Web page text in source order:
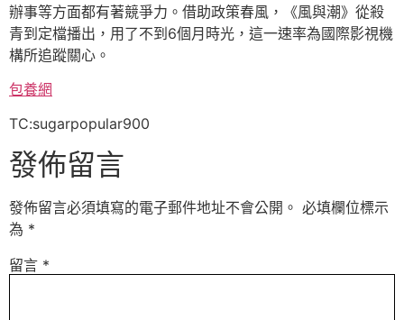
辦事等方面都有著競爭力。借助政策春風，《風與潮》從殺
青到定檔播出，用了不到6個月時光，這一速率為國際影視機
構所追蹤關心。
包養網
TC:sugarpopular900
發佈留言
發佈留言必須填寫的電子郵件地址不會公開。 必填欄位標示
為 *
留言 *